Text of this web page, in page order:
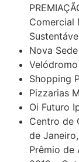
Comercial
Nova
Shopping
Pizzarias
Oi Futuro
Centro de
de
Prêmio de